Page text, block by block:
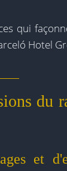
qui
Hotel
du
et